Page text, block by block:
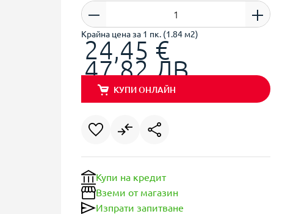
Крайна цена за 1 пк. (1.84 м2)
24,45 €
47,82 ЛВ.
КУПИ ОНЛАЙН
Купи на кредит
Вземи от магазин
Изпрати запитване